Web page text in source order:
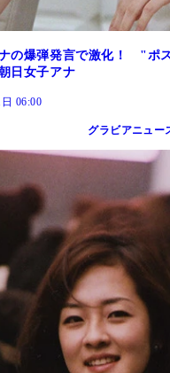
の爆弾発言で激化！ "ポ
日女子アナ
06:00
グラビアニュー